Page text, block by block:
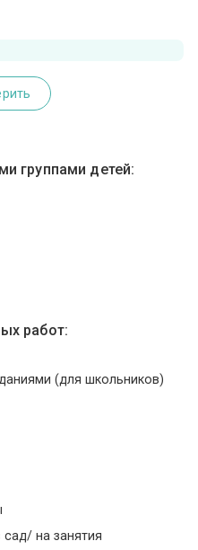
группами детей:
работ:
(для школьников)
на занятия